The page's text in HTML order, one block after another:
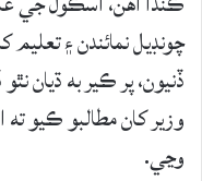
چونڊيل نمائندن ۽
ڏنيون، پر ڪير به ڌيان
وزير کان مطالبو ڪيو
وڃي.